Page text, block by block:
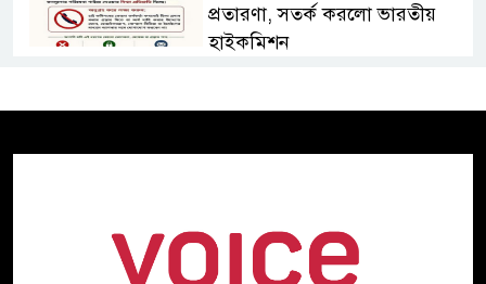
প্রতারণা, সতর্ক করলো ভারতীয়
হাইকমিশন
প্রধান কৌঁসুলি
সময় চিকিৎসককে হাতেনাতে
ধরলেন স্বাস্থ্যমন্ত্রী